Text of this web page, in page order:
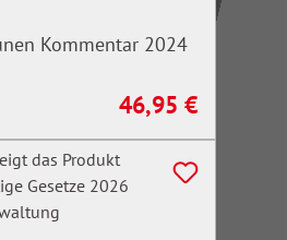
Kommentar 2024
Regulärer Preis:
46,95 €